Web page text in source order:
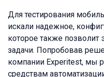
Для тестирования
искали надежное,
которое также
задачи. Попробовав
компании Experitest, мы
средствам